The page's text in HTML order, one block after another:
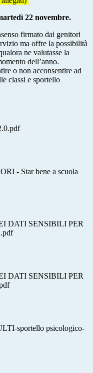
22 novembre.
firmato dai genitori
ma offre la possibilità
ne valutasse la
dell’anno.
o non acconsentire ad
classi e sportello
- Star bene a scuola
DATI SENSIBILI PER
DATI SENSIBILI PER
sportello psicologico-